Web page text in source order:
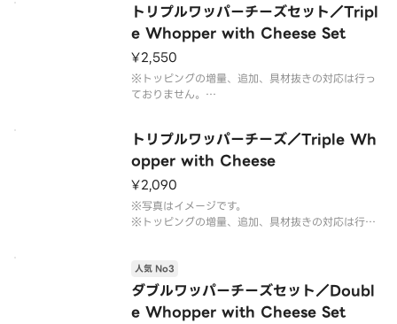
トリプルワッパーチーズセット／Tripl
e Whopper with Cheese Set
¥2,550
※トッピングの増量、追加、具材抜きの対応は行っ
ておりません。
ざいます。なお、商品の破損を防ぐため、フィルム
には空気穴がございます。
※写真はイメージです。
トリプルワッパーチーズ／Triple Wh
opper with Cheese
¥2,090
※写真はイメージです。
※トッピングの増量、追加、具材抜きの対応は行っ
ダブルワッパーチーズセット／Doubl
e Whopper with Cheese Set
人気 No3